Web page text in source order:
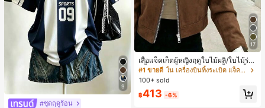
9
#ชุดฤดูร้อน
17
เสื้อแจ็คเก็ตผู้หญิงฤดูใบไม้ผลิ/ใบไม้ร่วง
สีพื้น หนังเทียม สไตล์ปกคอเสื้อ ซิปขึ้น
แขนยาว สไตล์ลำลอง วิทยาลัย สนามบิ
น เสื้อนอก สีน้ำตาล สไตล์สบายๆ ฤดูใบ
ไม้ร่วง
#1 ขายดี
ใน เครื่องบินทิ้งระเบิด แจ็คเก็ตผู้หญิง
100+ sold
฿413 -6%